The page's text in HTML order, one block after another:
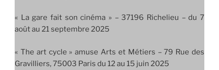
« La gare fait son cinéma » – 37196 Richelieu – du 7
août au 21 septembre 2025
« The art cycle » amuse Arts et Métiers – 79 Rue des
Gravilliers, 75003 Paris du 12 au 15 juin 2025